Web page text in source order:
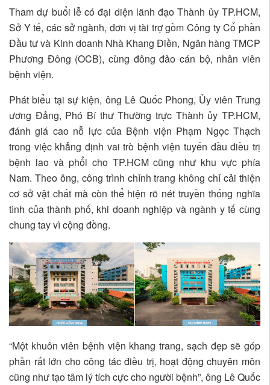
Tham dự buổi lễ có đại diện lãnh đạo Thành ủy TP.HCM,
Sở Y tế, các sở ngành, đơn vị tài trợ gồm Công ty Cổ phần
Đầu tư và Kinh doanh Nhà Khang Điền, Ngân hàng TMCP
Phương Đông (OCB), cùng đông đảo cán bộ, nhân viên
bệnh viện.
Phát biểu tại sự kiện, ông Lê Quốc Phong, Ủy viên Trung
ương Đảng, Phó Bí thư Thường trực Thành ủy TP.HCM,
đánh giá cao nỗ lực của Bệnh viện Phạm Ngọc Thạch
trong việc khẳng định vai trò bệnh viện tuyến đầu điều trị
bệnh lao và phổi cho TP.HCM cũng như khu vực phía
Nam. Theo ông, công trình chỉnh trang không chỉ cải thiện
cơ sở vật chất mà còn thể hiện rõ nét truyền thống nghĩa
tình của thành phố, khi doanh nghiệp và ngành y tế cùng
chung tay vì cộng đồng.
“Một khuôn viên bệnh viện khang trang, sạch đẹp sẽ góp
phần rất lớn cho công tác điều trị, hoạt động chuyên môn
cũng như tạo tâm lý tích cực cho người bệnh”, ông Lê Quốc